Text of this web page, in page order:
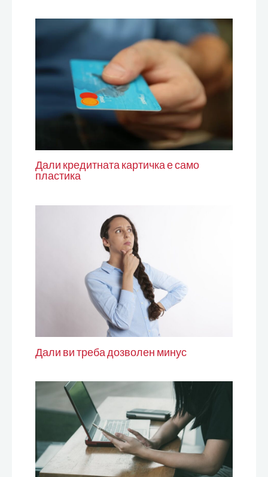
Дали кредитната картичка е само
пластика
Дали ви треба дозволен минус